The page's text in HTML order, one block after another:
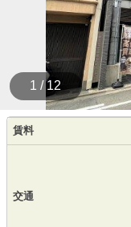
1 / 12
賃料
交通